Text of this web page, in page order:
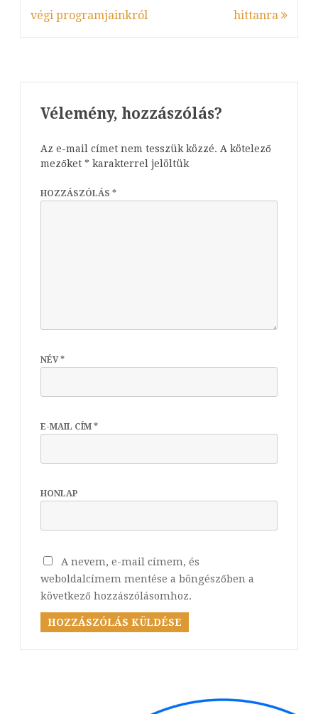
navigáció
végi programjainkról
hittanra
Vélemény, hozzászólás?
Az e-mail címet nem tesszük közzé. A kötelező
mezőket * karakterrel jelöltük
HOZZÁSZÓLÁS *
NÉV*
E-MAIL CÍM *
HONLAP
A nevem, e-mail címem, és
weboldalcímem mentése a böngészőben a
következő hozzászólásomhoz.